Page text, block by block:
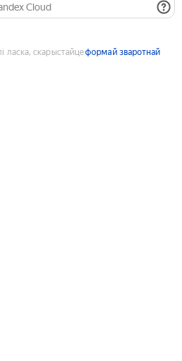
Cloud
ласка, скарыстайцеформай зваротнай